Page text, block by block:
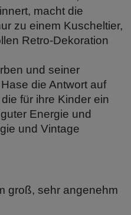
macht die
zu einem Kuscheltier,
Retro-Dekoration
und seiner
die Antwort auf
für ihre Kinder ein
Energie und
und Vintage
groß, sehr angenehm